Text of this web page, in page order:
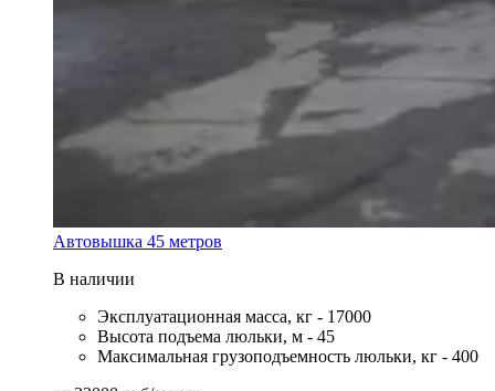
Автовышка 45 метров
В наличии
Эксплуатационная масса, кг - 17000
Высота подъема люльки, м - 45
Максимальная грузоподъемность люльки, кг - 400